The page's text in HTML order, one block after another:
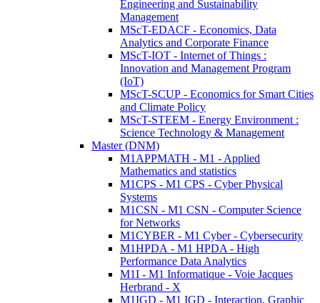
Engineering and Sustainability
Management
MScT-EDACF - Economics, Data
Analytics and Corporate Finance
MScT-IOT - Internet of Things :
Innovation and Management Program
(IoT)
MScT-SCUP - Economics for Smart Cities
and Climate Policy
MScT-STEEM - Energy Environment :
Science Technology & Management
Master (DNM)
M1APPMATH - M1 - Applied
Mathematics and statistics
M1CPS - M1 CPS - Cyber Physical
Systems
M1CSN - M1 CSN - Computer Science
for Networks
M1CYBER - M1 Cyber - Cybersecurity
M1HPDA - M1 HPDA - High
Performance Data Analytics
M1I - M1 Informatique - Voie Jacques
Herbrand - X
M1IGD - M1 IGD - Interaction, Graphic